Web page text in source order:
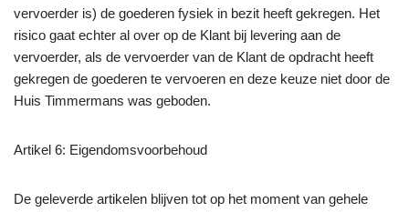
vervoerder is) de goederen fysiek in bezit heeft gekregen. Het
risico gaat echter al over op de Klant bij levering aan de
vervoerder, als de vervoerder van de Klant de opdracht heeft
gekregen de goederen te vervoeren en deze keuze niet door de
Huis Timmermans was geboden.
Artikel 6: Eigendomsvoorbehoud
De geleverde artikelen blijven tot op het moment van gehele